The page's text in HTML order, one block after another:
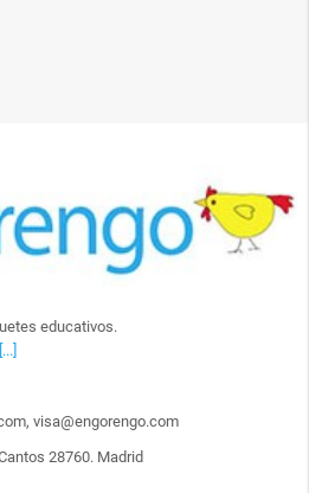
educativos.
[...]
visa@engorengo.com
28760. Madrid